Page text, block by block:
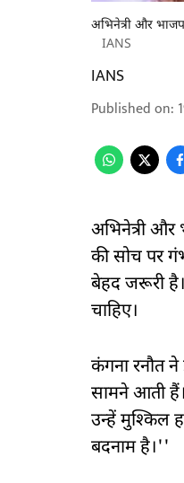
अभिनेत्री और
IANS
IANS
Published on:
अभिनेत्री और
की सोच पर
बेहद जरूरी
चाहिए।
कंगना रनौत
सामने आती
उन्हें मुश्किल
बदनाम है।''